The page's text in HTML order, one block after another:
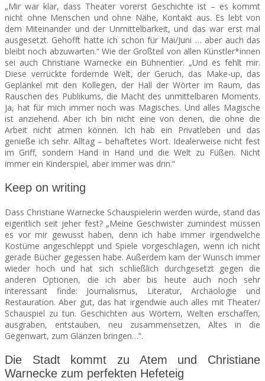
„Mir war klar, dass Theater vorerst Geschichte ist – es kommt
nicht ohne Menschen und ohne Nähe, Kontakt aus. Es lebt von
dem Miteinander und der Unmittelbarkeit, und das war erst mal
ausgesetzt. Gehofft hatte ich schon für Mai/Juni … aber auch das
bleibt noch abzuwarten.“ Wie der Großteil von allen Künstler*innen
sei auch Christiane Warnecke ein Bühnentier. „Und es fehlt mir.
Diese verrückte fordernde Welt, der Geruch, das Make-up, das
Geplänkel mit den Kollegen, der Hall der Wörter im Raum, das
Rauschen des Publikums, die Macht des unmittelbaren Moments.
Ja, hat für mich immer noch was Magisches. Und alles Magische
ist anziehend. Aber ich bin nicht eine von denen, die ohne die
Arbeit nicht atmen können. Ich hab ein Privatleben und das
genieße ich sehr. Alltag – behaftetes Wort. Idealerweise nicht fest
im Griff, sondern Hand in Hand und die Welt zu Füßen. Nicht
immer ein Kinderspiel, aber immer was drin.“
Keep on writing
Dass Christiane Warnecke Schauspielerin werden würde, stand das
eigentlich seit jeher fest? „Meine Geschwister zumindest müssen
es vor mir gewusst haben, denn ich habe immer irgendwelche
Kostüme angeschleppt und Spiele vorgeschlagen, wenn ich nicht
gerade Bücher gegessen habe. Außerdem kam der Wunsch immer
wieder hoch und hat sich schließlich durchgesetzt gegen die
anderen Optionen, die ich aber bis heute auch noch sehr
interessant finde: Journalismus, Literatur, Archäologie und
Restauration. Aber gut, das hat irgendwie auch alles mit Theater/
Schauspiel zu tun. Geschichten aus Wörtern, Welten erschaffen,
ausgraben, entstauben, neu zusammensetzen, Altes in die
Gegenwart, zum Glänzen bringen…“.
Die Stadt kommt zu Atem und Christiane
Warnecke zum perfekten Hefeteig